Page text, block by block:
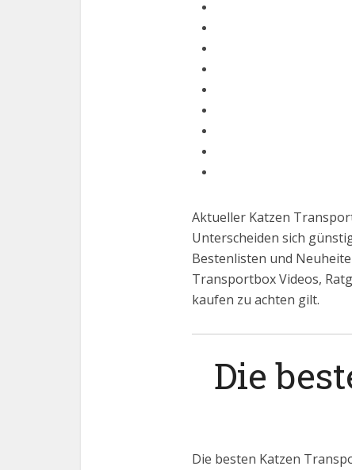
Aktueller Katzen
Unterscheiden sich
Bestenlisten und
Transportbox Videos,
kaufen zu achten gilt.
Die
Die besten Katzen